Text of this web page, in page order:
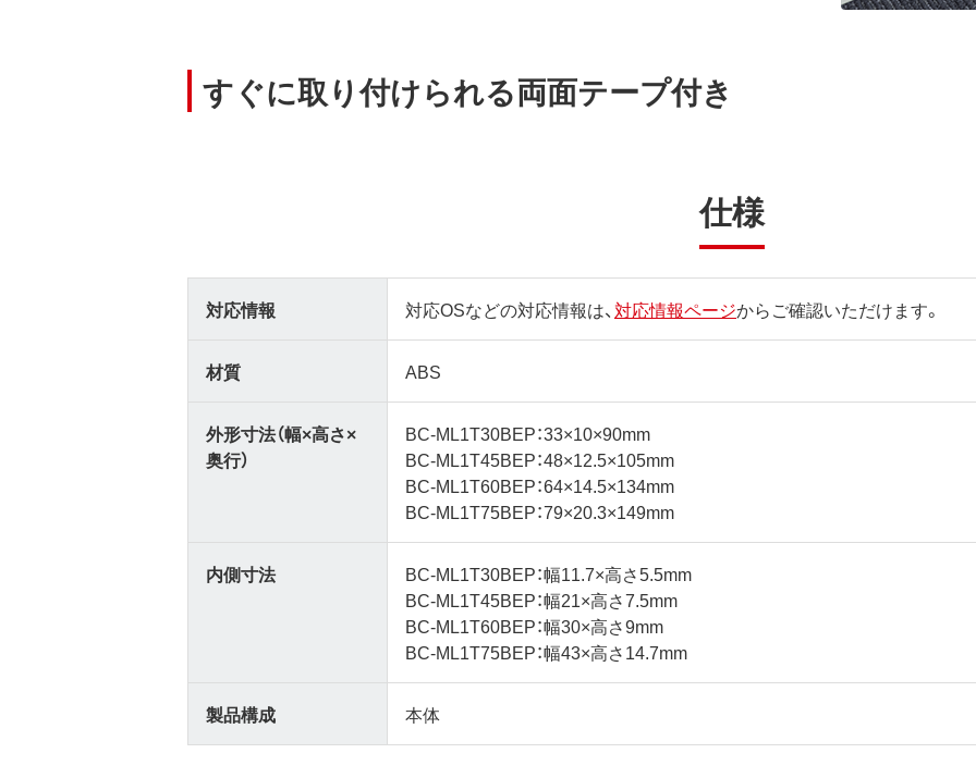
すぐに取り付けられる両面テープ付き
仕様
対応情報 対応OSなどの対応情報は、対応情報ページからご確認いただけます。
材質 ABS
外形寸法（幅×高さ×
奥行）
BC-ML1T30BEP：33×10×90mm
BC-ML1T45BEP：48×12.5×105mm
BC-ML1T60BEP：64×14.5×134mm
BC-ML1T75BEP：79×20.3×149mm
内側寸法
BC-ML1T30BEP：幅11.7×高さ5.5mm
BC-ML1T45BEP：幅21×高さ7.5mm
BC-ML1T60BEP：幅30×高さ9mm
BC-ML1T75BEP：幅43×高さ14.7mm
製品構成 本体